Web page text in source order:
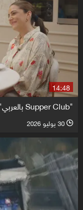
14:48
"Supper Club بالعربي".. حين يجمع الطعام الحكايات
l 30 يوليو 2026